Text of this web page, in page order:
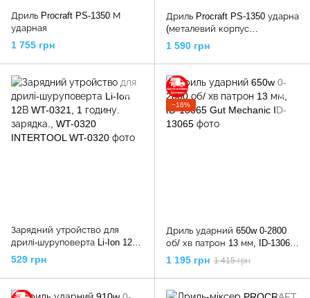
Дриль Procraft PS-1350 М
ударная
1 755 грн
Дриль Procraft PS-1350 ударна
(металевий корпус
редуктора, регулювання
обертів, функція ревеєру)
1 590 грн
Зарядний утройство для
дрилі-шуруповерта Li-Ion 12В
WT-0321, 1 годину. зарядка.,
WT-0320 INTERTOOL
529 грн
−16%
Дриль ударний 650w 0-2800
об/ хв патрон 13 мм, ID-13065
Gut Mechanic
1 195 грн 1 415 грн